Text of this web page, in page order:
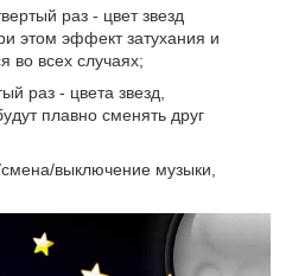
раз - цвет звезд
этом эффект затухания и
во всех случаях;
раз - цвета звезд,
плавно сменять друг
выключение музыки,